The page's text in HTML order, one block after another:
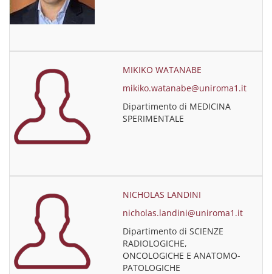
MIKIKO WATANABE
mikiko.watanabe@uniroma1.it
Dipartimento di MEDICINA
SPERIMENTALE
NICHOLAS LANDINI
nicholas.landini@uniroma1.it
Dipartimento di SCIENZE
RADIOLOGICHE,
ONCOLOGICHE E ANATOMO-
PATOLOGICHE